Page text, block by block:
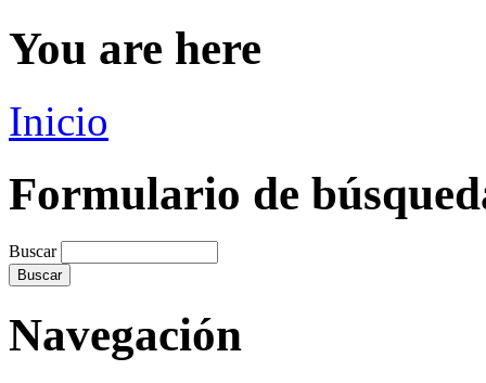
You are here
Inicio
Formulario de
Buscar
Navegación